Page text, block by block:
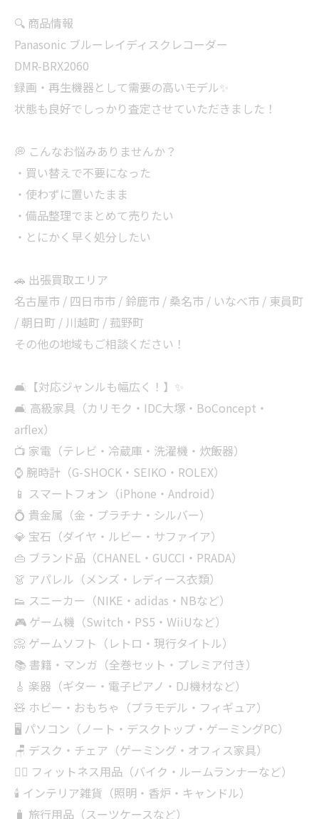
🔍 商品情報
Panasonic ブルーレイディスクレコーダー
DMR-BRX2060
録画・再生機器として需要の高いモデル✨
状態も良好でしっかり査定させていただきました！
💭 こんなお悩みありませんか？
・買い替えで不要になった
・使わずに置いたまま
・備品整理でまとめて売りたい
・とにかく早く処分したい
🚗 出張買取エリア
名古屋市 / 四日市市 / 鈴鹿市 / 桑名市 / いなべ市 / 東員町
/ 朝日町 / 川越町 / 菰野町
その他の地域もご相談ください！
🛋【対応ジャンルも幅広く！】✨
🛋 高級家具（カリモク・IDC大塚・BoConcept・
arflex）
📺 家電（テレビ・冷蔵庫・洗濯機・炊飯器）
⌚ 腕時計（G-SHOCK・SEIKO・ROLEX）
📱 スマートフォン（iPhone・Android）
💍 貴金属（金・プラチナ・シルバー）
💎 宝石（ダイヤ・ルビー・サファイア）
👜 ブランド品（CHANEL・GUCCI・PRADA）
👗 アパレル（メンズ・レディース衣類）
👟 スニーカー（NIKE・adidas・NBなど）
🎮 ゲーム機（Switch・PS5・WiiUなど）
📀 ゲームソフト（レトロ・現行タイトル）
📚 書籍・マンガ（全巻セット・プレミア付き）
🎸 楽器（ギター・電子ピアノ・DJ機材など）
🧸 ホビー・おもちゃ（プラモデル・フィギュア）
🖥 パソコン（ノート・デスクトップ・ゲーミングPC）
🪑 デスク・チェア（ゲーミング・オフィス家具）
🏋‍♂️ フィットネス用品（バイク・ルームランナーなど）
🕯 インテリア雑貨（照明・香炉・キャンドル）
🧳 旅行用品（スーツケースなど）